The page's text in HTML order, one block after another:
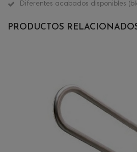
Diferentes acabados disponibles
PRODUCTOS